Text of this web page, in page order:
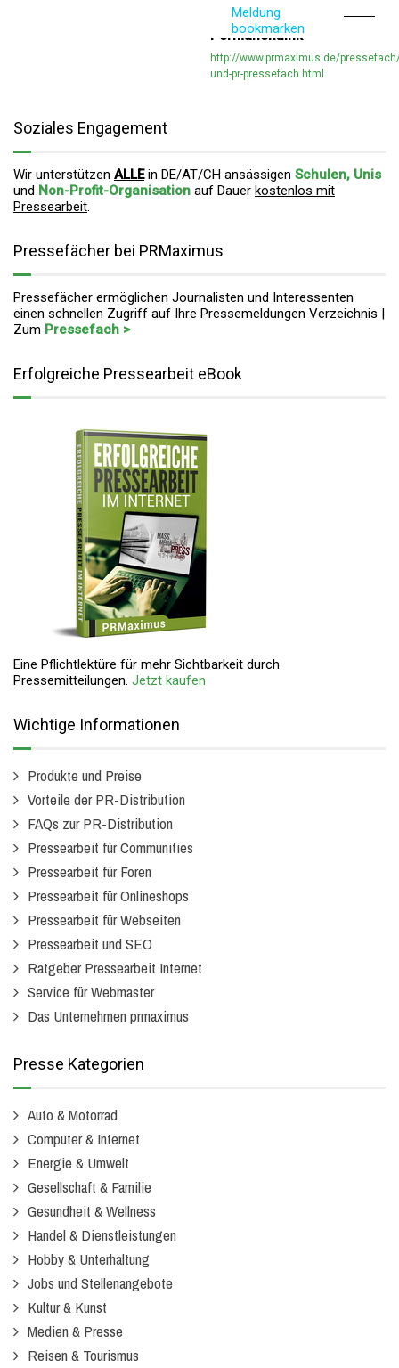
Meldung
bookmarken
Permanentlink
http://www.prmaximus.de/
und-pr-pressefach.html
Soziales Engagement
Wir unterstützen ALLEin DE/AT/CH ansässigen Schulen, Unis
und Non-Profit-Organisation auf Dauer kostenlos mit
Pressearbeit.
Pressefächer bei PRMaximus
Pressefächer ermöglichen Journalisten und Interessenten
einen schnellen Zugriff auf Ihre Pressemeldungen Verzeichnis |
Zum Pressefach >
Erfolgreiche Pressearbeit eBook
Eine Pflichtlektüre für mehr Sichtbarkeit durch
Pressemitteilungen. Jetzt kaufen
Wichtige Informationen
Produkte und Preise
Vorteile der PR-Distribution
FAQs zur PR-Distribution
Pressearbeit für Communities
Pressearbeit für Foren
Pressearbeit für Onlineshops
Pressearbeit für Webseiten
Pressearbeit und SEO
Ratgeber Pressearbeit Internet
Service für Webmaster
Das Unternehmen prmaximus
Presse Kategorien
Auto & Motorrad
Computer & Internet
Energie & Umwelt
Gesellschaft & Familie
Gesundheit & Wellness
Handel & Dienstleistungen
Hobby & Unterhaltung
Jobs und Stellenangebote
Kultur & Kunst
Medien & Presse
Reisen & Tourismus